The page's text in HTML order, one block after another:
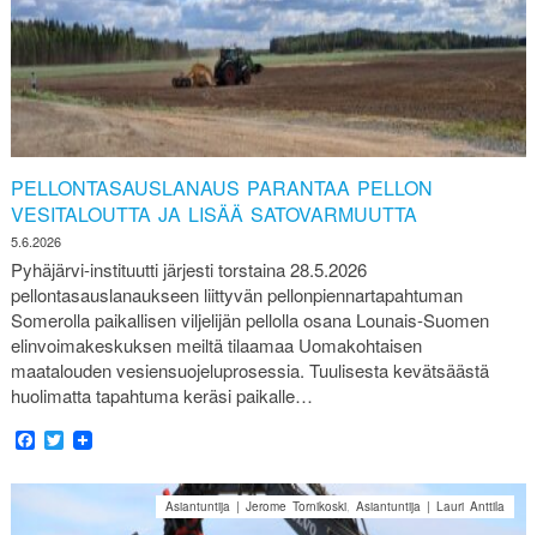
PELLONTASAUSLANAUS PARANTAA PELLON
VESITALOUTTA JA LISÄÄ SATOVARMUUTTA
5.6.2026
Pyhäjärvi-instituutti järjesti torstaina 28.5.2026
pellontasauslanaukseen liittyvän pellonpiennartapahtuman
Somerolla paikallisen viljelijän pellolla osana Lounais-Suomen
elinvoimakeskuksen meiltä tilaamaa Uomakohtaisen
maatalouden vesiensuojeluprosessia. Tuulisesta kevätsäästä
huolimatta tapahtuma keräsi paikalle…
Facebook
Twitter
Asiantuntija | Jerome Tornikoski,Asiantuntija | Lauri Anttila